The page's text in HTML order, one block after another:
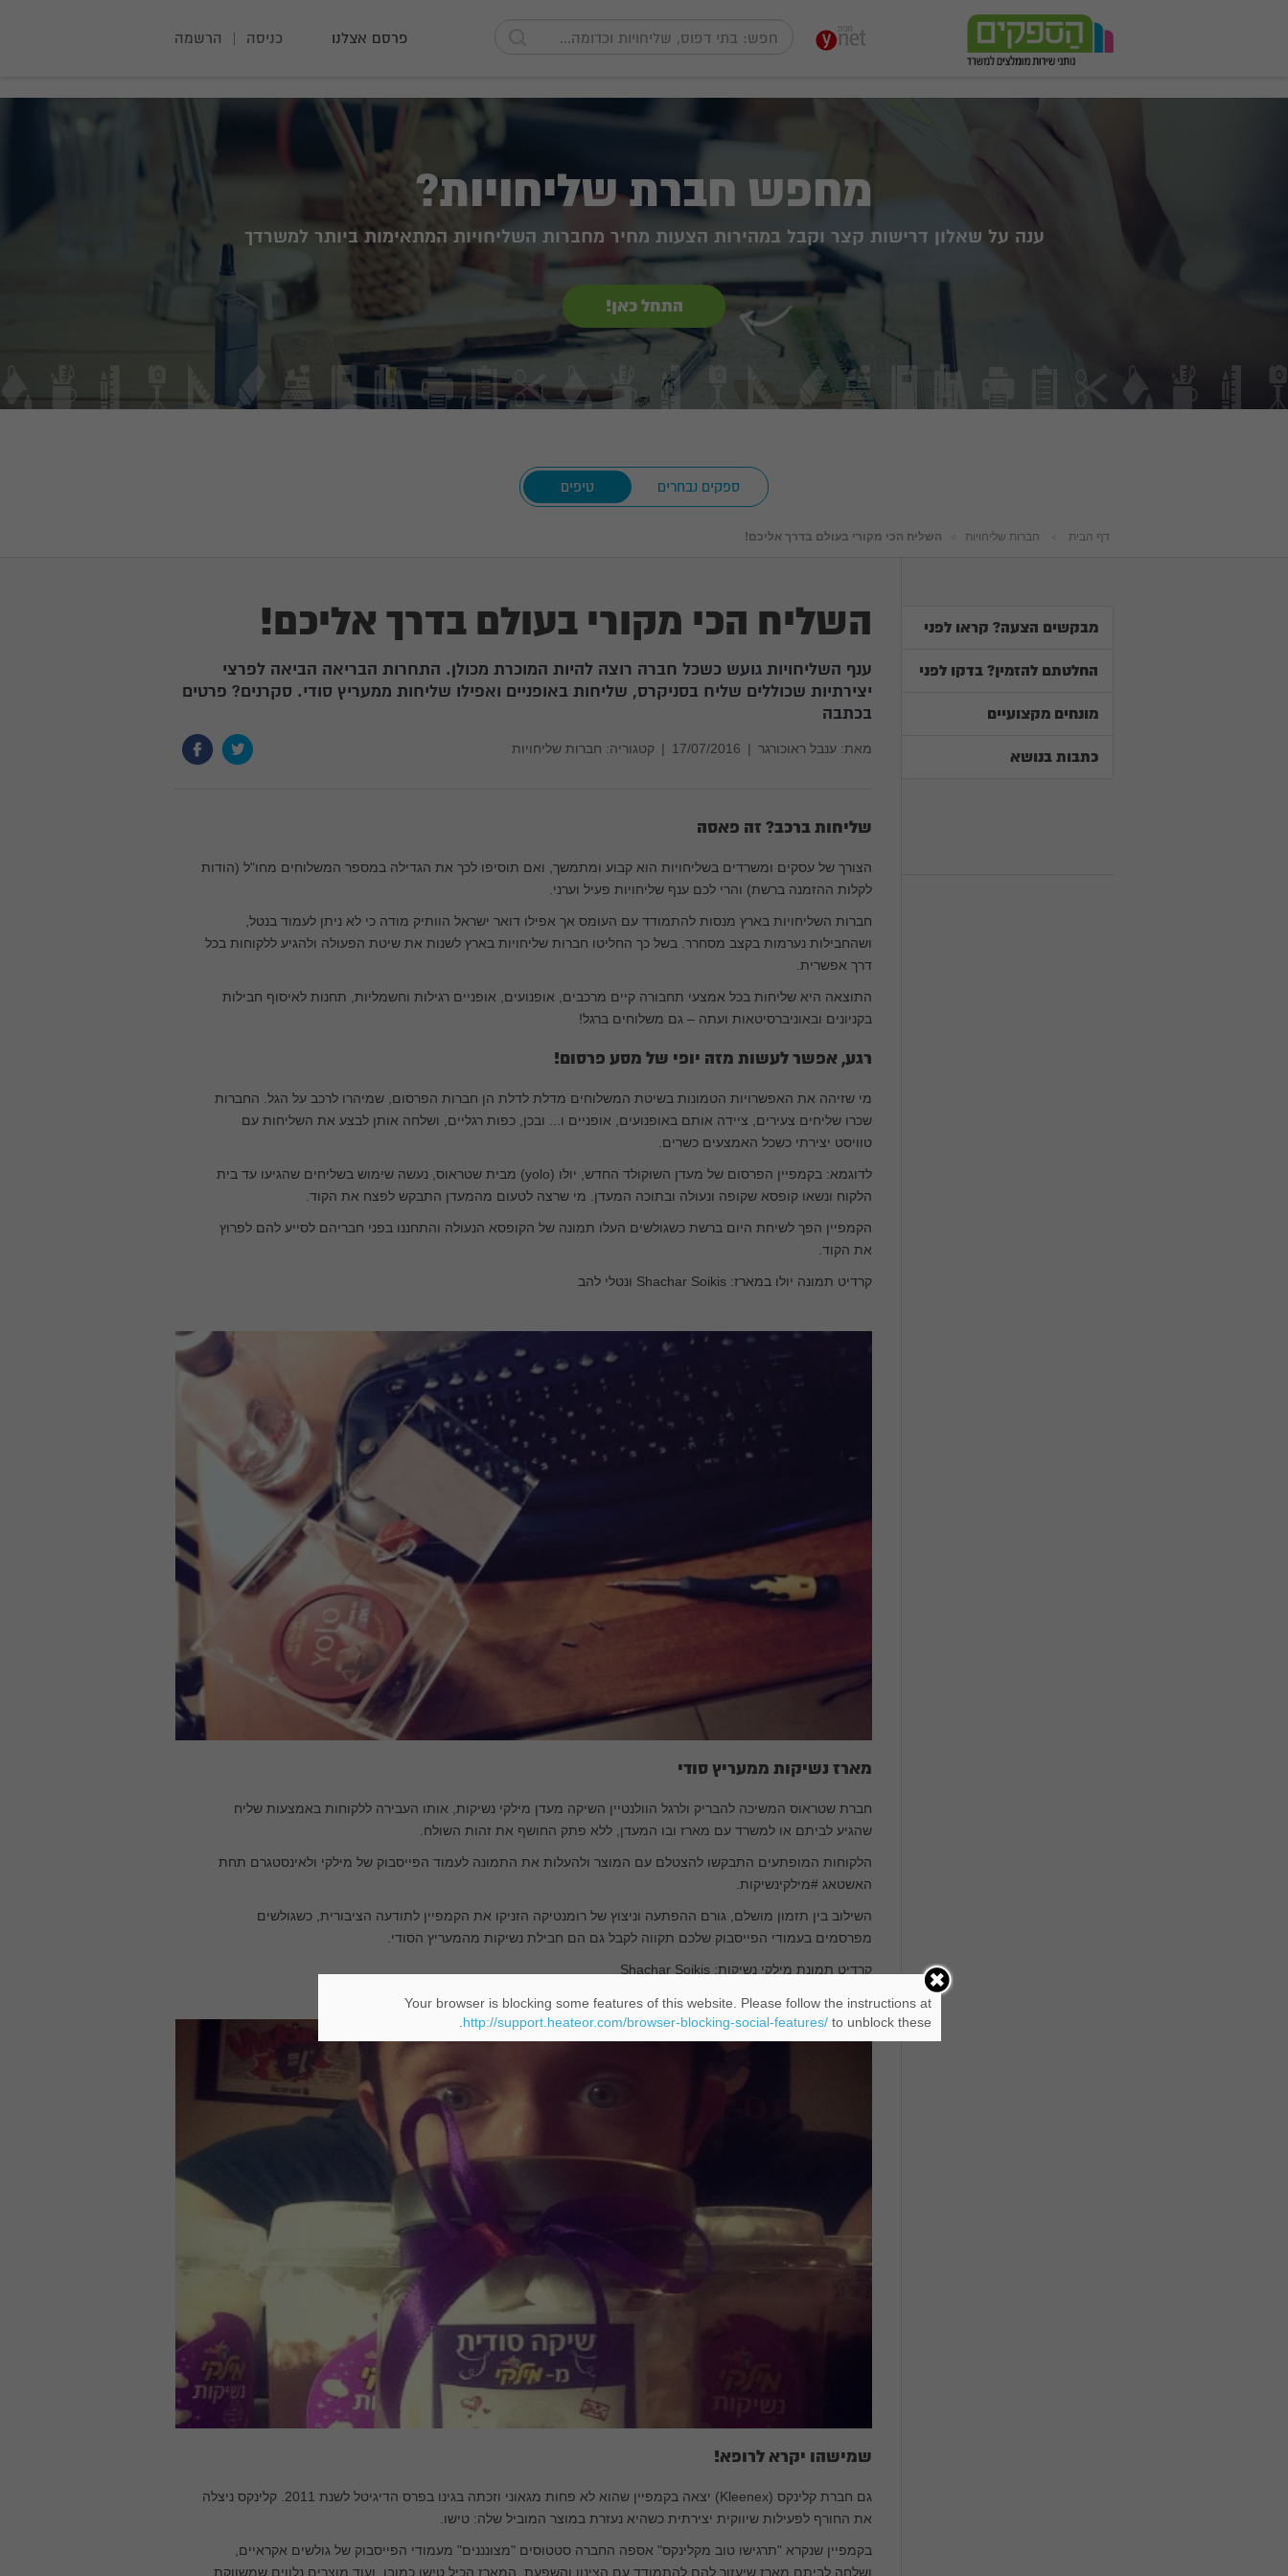
הרשמה | כניסה פרסם אצלנו
מחפש חברת שליחויות?
ענה על שאלון דרישות קצר וקבל במהירות הצעות מחיר מחברות השליחויות המתאימות ביותר למשרדך
התחל כאן!
ספקים נבחרים טיפים
דף הבית חברות שליחויות השליח הכי מקורי בעולם בדרך אליכם!
מבקשים הצעה? קראו לפני
החלטתם להזמין? בדקו לפני
מונחים מקצועיים
כתבות בנושא
השליח הכי מקורי בעולם בדרך אליכם!
ענף השליחויות גועש כשכל חברה רוצה להיות המוכרת מכולן. התחרות הבריאה הביאה לפרצי
יצירתיות שכוללים שליח בסניקרס, שליחות באופניים ואפילו שליחות ממעריץ סודי. סקרנים? פרטים
בכתבה
מאת: ענבל ראוכורגר |
17/07/2016
| קטגוריה: חברות שליחויות
שליחות ברכב? זה פאסה
הצורך של עסקים ומשרדים בשליחויות הוא קבוע ומתמשך, ואם תוסיפו לכך את הגדילה במספר המשלוחים מחו"ל (הודות
לקלות ההזמנה ברשת) והרי לכם ענף שליחויות פעיל וערני.
חברות השליחויות בארץ מנסות להתמודד עם העומס אך אפילו דואר ישראל הוותיק מודה כי לא ניתן לעמוד בנטל,
ושהחבילות נערמות בקצב מסחרר. בשל כך החליטו חברות שליחויות בארץ לשנות את שיטת הפעולה ולהגיע ללקוחות בכל
דרך אפשרית.
התוצאה היא שליחות בכל אמצעי תחבורה קיים מרכבים, אופנועים, אופניים רגילות וחשמליות, תחנות לאיסוף חבילות
בקניונים ובאוניברסיטאות ועתה – גם משלוחים ברגל!
רגע, אפשר לעשות מזה יופי של מסע פרסום!
מי שזיהה את האפשרויות הטמונות בשיטת המשלוחים מדלת לדלת הן חברות הפרסום, שמיהרו לרכב על הגל. החברות
שכרו שליחים צעירים, ציידה אותם באופנועים, אופניים ו... ובכן, כפות רגליים, ושלחה אותן לבצע את השליחות עם
טוויסט יצירתי כשכל האמצעים כשרים.
לדוגמא: בקמפיין הפרסום של מעדן השוקולד החדש, יולו (yolo) מבית שטראוס, נעשה שימוש בשליחים שהגיעו עד בית
הלקוח ונשאו קופסא שקופה ונעולה ובתוכה המעדן. מי שרצה לטעום מהמעדן התבקש לפצח את הקוד.
הקמפיין הפך לשיחת היום ברשת כשגולשים העלו תמונה של הקופסא הנעולה והתחננו בפני חבריהם לסייע להם לפרוץ
את הקוד.
קרדיט תמונה יולו במארז: Shachar Soikis ונטלי להב
מארז נשיקות ממעריץ סודי
חברת שטראוס המשיכה להבריק ולרגל הוולנטיין השיקה מעדן מילקי נשיקות, אותו העבירה ללקוחות באמצעות שליח
שהגיע לביתם או למשרד עם מארז ובו המעדן, ללא פתק החושף את זהות השולח.
הלקוחות המופתעים התבקשו להצטלם עם המוצר ולהעלות את התמונה לעמוד הפייסבוק של מילקי ולאינסטגרם תחת
האשטאג #מילקינשיקות.
השילוב בין תזמון מושלם, גורם ההפתעה וניצוץ של רומנטיקה הזניקו את הקמפיין לתודעה הציבורית, כשגולשים
מפרסמים בעמודי הפייסבוק שלכם תקווה לקבל גם הם חבילת נשיקות מהמעריץ הסודי.
קרדיט תמונת מילקי נשיקות: Shachar Soikis
שמישהו יקרא לרופא!
גם חברת קלינקס (Kleenex) יצאה בקמפיין שהוא לא פחות מגאוני וזכתה בגינו בפרס הדיגיטל לשנת 2011. קלינקס ניצלה
את החורף לפעילות שיווקית יצירתית כשהיא נעזרת במוצר המוביל שלה: טישו.
בקמפיין שנקרא "תרגישו טוב מקלינקס" אספה החברה סטטוסים "מצונננים" מעמודי הפייסבוק של גולשים אקראיים,
ושלחה לביתם מארז שיעזור להם להתמודד עם הצינון והשפעת. המארז הכיל טישו כמובן, ועוד מוצרים נלווים שמשווקת
Your browser is blocking some features of this website. Please follow the instructions at
http://support.heateor.com/browser-blocking-social-features/to unblock these.